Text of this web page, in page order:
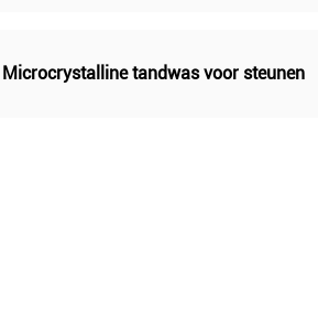
Microcrystalline tandwas voor steunen